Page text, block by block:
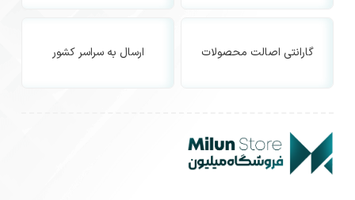
گارانتی اصالت محصولات ارسال به سراسر کشور